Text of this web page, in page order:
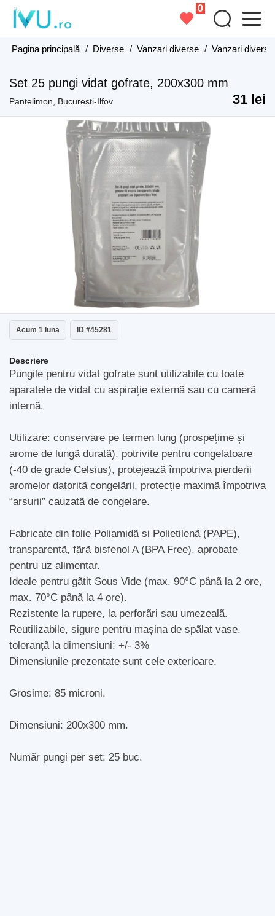
0
Pagina principală / Diverse / Vanzari diverse / Vanzari
Set 25 pungi vidat gofrate, 200x300 mm
Pantelimon, Bucuresti-Ilfov 31 lei
Acum 1 luna ID #45281
Descriere
Pungile pentru vidat gofrate sunt utilizabile cu toate
aparatele de vidat cu aspirație externã sau cu camerã
internã.
Utilizare: conservare pe termen lung (prospețime și
arome de lungã duratã), potrivite pentru congelatoare
(-40 de grade Celsius), protejeazã împotriva pierderii
aromelor datoritã congelãrii, protecție maximã împotriva
“arsurii” cauzatã de congelare.
Fabricate din folie Poliamidã si Polietilenã (PAPE),
transparentã, fãrã bisfenol A (BPA Free), aprobate
pentru uz alimentar.
Ideale pentru gãtit Sous Vide (max. 90°C pânã la 2 ore,
max. 70°C pânã la 4 ore).
Rezistente la rupere, la perforãri sau umezealã.
Reutilizabile, sigure pentru mașina de spãlat vase.
toleranțã la dimensiuni: +/- 3%
Dimensiunile prezentate sunt cele exterioare.
Grosime: 85 microni.
Dimensiuni: 200x300 mm.
Numãr pungi per set: 25 buc.